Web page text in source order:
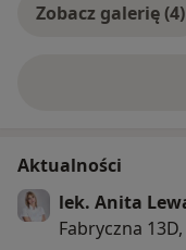
Zobacz galerię (4)
Aktualności
lek. Anita
Fabryczna